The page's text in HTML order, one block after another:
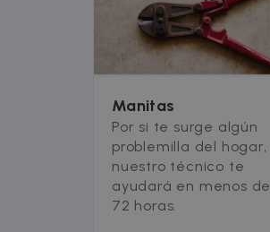
Manitas
Por si te surge algún
problemilla del hogar,
nuestro técnico te
ayudará en menos de
72 horas.